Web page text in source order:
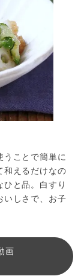
うことで簡単に
和えるだけなの
と品。白すり
いしさで、お子
画